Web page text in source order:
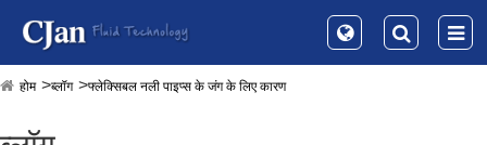
होम ब्लॉग फ्लेक्सिबल नली पाइप्स के जंग के लिए कारण